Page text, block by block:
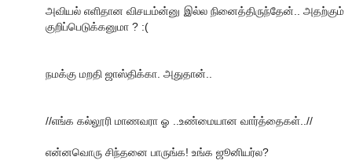
அவியல் எளிதான விசயம்ன்னு இல்ல நினைத்திருந்தேன்.. அதற்கும்
குறிப்பெடுக்கனுமா ? :(
நமக்கு மறதி ஜாஸ்திக்கா. அதுதான்..
//எங்க கல்லூரி மாணவரா ஓ ..உண்மையான வார்த்தைகள்..//
என்னவொரு சிந்தனை பாருங்க! உங்க ஜூனியர்ல?